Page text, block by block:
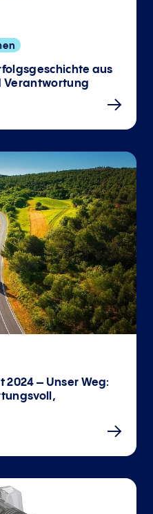
aus
Verantwortung
– Unser Weg: